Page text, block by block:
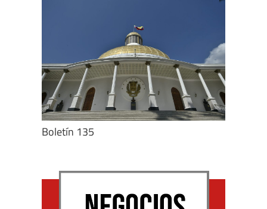
Boletín 135